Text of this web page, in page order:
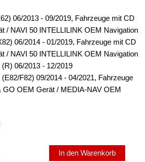
06/2013 - 09/2019, Fahrzeuge mit CD
/ NAVI 50 INTELLILINK OEM Navigation
06/2014 - 01/2019, Fahrzeuge mit CD
/ NAVI 50 INTELLILINK OEM Navigation
06/2013 - 12/2019
F82) 09/2014 - 04/2021, Fahrzeuge
GO OEM Gerät / MEDIA-NAV OEM
In den Warenkorb